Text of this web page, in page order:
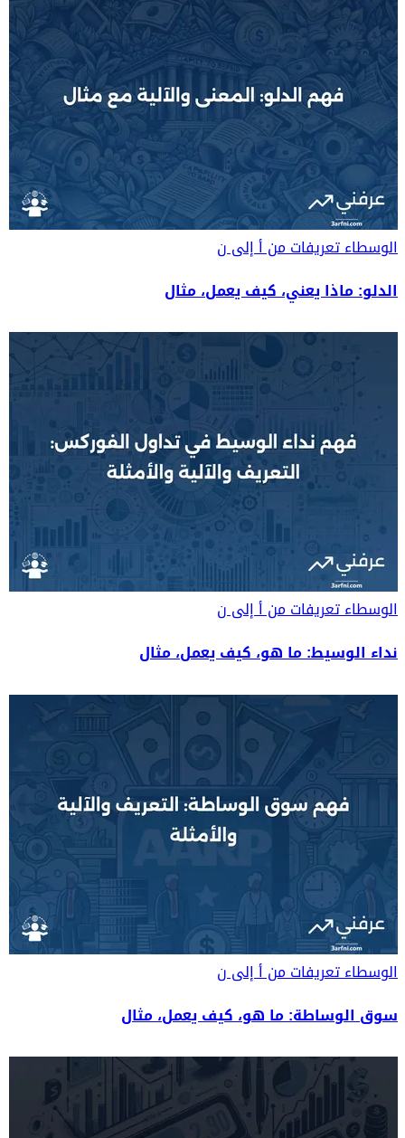
الوسطاءتعريفات من أ إلى ن
الدلو: ماذا يعني، كيف يعمل، مثال
الوسطاءتعريفات من أ إلى ن
نداء الوسيط: ما هو، كيف يعمل، مثال
الوسطاءتعريفات من أ إلى ن
سوق الوساطة: ما هو، كيف يعمل، مثال